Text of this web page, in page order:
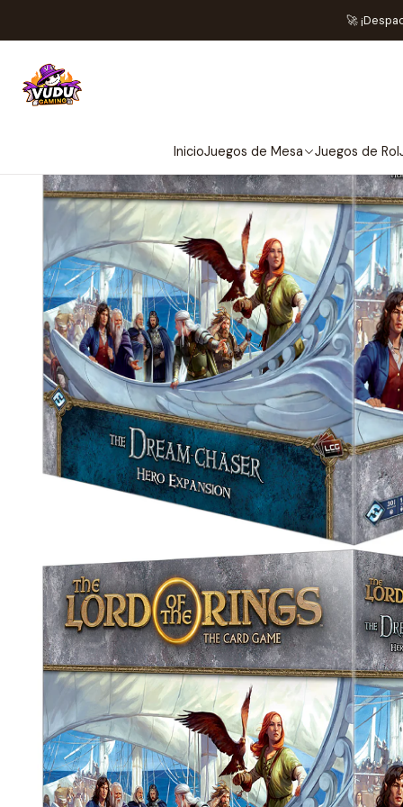
InicioJuegos de Mesa Juegos de Rol
🚀
Juegos de Mesa